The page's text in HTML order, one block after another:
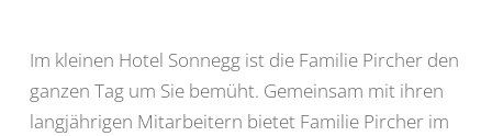
Im kleinen Hotel Sonnegg ist die Familie Pircher den
ganzen Tag um Sie bemüht. Gemeinsam mit ihren
langjährigen Mitarbeitern bietet Familie Pircher im